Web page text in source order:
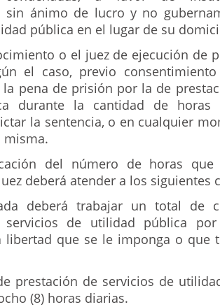
sin ánimo de lucro y no
pública en el lugar de su
o el juez de ejecución de
el caso, previo
pena de prisión por la de
durante la cantidad de horas
la sentencia, o en cualquier
misma.
del número de horas que
deberá atender a los siguientes
deberá trabajar un total de
servicios de utilidad pública
libertad que se le imponga o que
prestación de servicios de
(8) horas diarias.